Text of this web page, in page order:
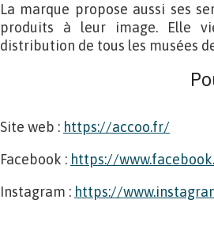
La marque propose aussi ses
produits à leur image. Elle
distribution de tous les musées
Site web : https://accoo.fr/
Facebook : https://
Instagram : https://